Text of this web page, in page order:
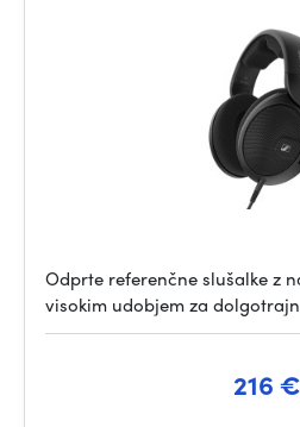
Odprte referenčne slušalke z
visokim udobjem za
216 €